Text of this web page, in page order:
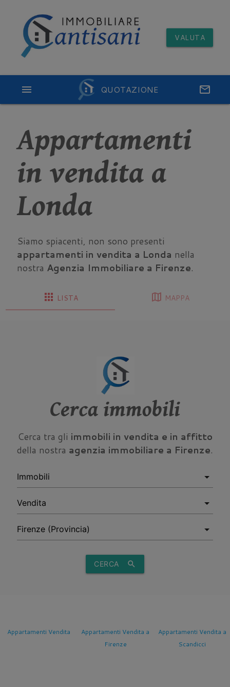
VALUTA
QUOTAZIONE email
menu
Appartamenti
in vendita a
Londa
Siamo spiacenti, non sono presenti
appartamenti in vendita a Londa nella
nostra Agenzia Immobiliare a Firenze.
apps LISTA map MAPPA
Cerca immobili
Cerca tra gli immobili in vendita e in affitto
della nostra agenzia immobiliare a Firenze.
CERCA search
Appartamenti Vendita a
Appartamenti Vendita a
Scandicci
Appartamenti
Sesto Fiorentino